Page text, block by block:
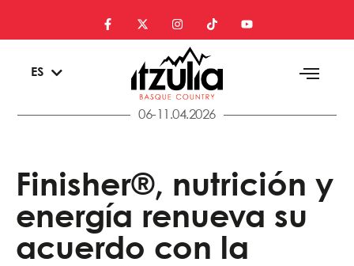
ES
EN
06-11.04.2026
Finisher®, nutrición y
energía renueva su
acuerdo con la